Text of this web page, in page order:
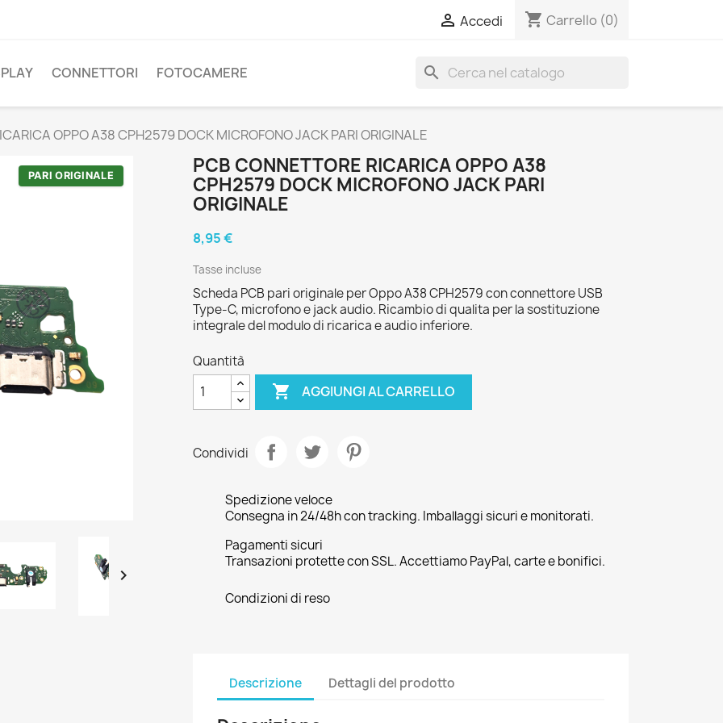
 Accedi shopping_cart Carrello (0)
CONNETTORI FOTOCAMERE search
OPPO A38 CPH2579 DOCK MICROFONO JACK PARI ORIGINALE
PARI ORIGINALE

PCB CONNETTORE RICARICA OPPO A38
CPH2579 DOCK MICROFONO JACK PARI
ORIGINALE
8,95 €
Tasse incluse
Scheda PCB pari originale per Oppo A38 CPH2579 con connettore USB
Type-C, microfono e jack audio. Ricambio di qualita per la sostituzione
integrale del modulo di ricarica e audio inferiore.
Quantità
 AGGIUNGI AL CARRELLO
Condividi
Spedizione veloce
Consegna in 24/48h con tracking. Imballaggi sicuri e monitorati.
Pagamenti sicuri
Transazioni protette con SSL. Accettiamo PayPal, carte e bonifici.
Condizioni di reso
Descrizione Dettagli del prodotto